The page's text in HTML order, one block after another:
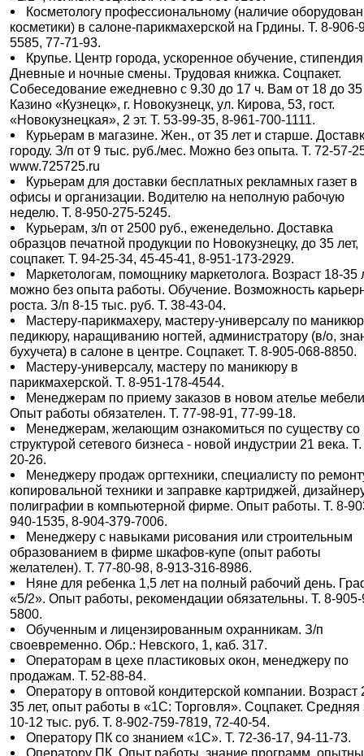
Косметологу профессиональному (наличие
косметики) в салоне-парикмахерской на Грдины. Т. 8-906-
5585, 77-71-93.
Крупье. Центр города, ускоренное обучение,
Дневные и ночные смены. Трудовая книжка. Соцпакет.
Собеседование ежедневно с 9.30 до 17 ч. Вам от 18 до 35
Казино «Кузнецк», г. Новокузнецк, ул. Кирова, 53, гост.
«Новокузнецкая», 2 эт. Т. 53-99-35, 8-961-700-1111.
Курьерам в магазине. Жен., от 35 лет и старше.
городу. З/п от 9 тыс. руб./мес. Можно без опыта. Т. 72-57-
www.725725.ru
Курьерам для доставки бесплатных рекламных газет в
офисы и организации. Водителю на неполную рабочую
неделю. Т. 8-950-275-5245.
Курьерам, з/п от 2500 руб., еженедельно. Доставка
образцов печатной продукции по Новокузнецку, до 35 лет,
соцпакет. Т. 94-25-34, 45-45-41, 8-951-173-2929.
Маркетологам, помощнику маркетолога. Возраст 18-35
можно без опыта работы. Обучение. Возможность
роста. З/п 8-15 тыс. руб. Т. 38-43-04.
Мастеру-парикмахеру, мастеру-универсалу по
педикюру, наращиванию ногтей, администратору (в/о,
бухучета) в салоне в центре. Соцпакет. Т. 8-905-068-8850.
Мастеру-универсалу, мастеру по маникюру в
парикмахерской. Т. 8-951-178-4544.
Менеджерам по приему заказов в новом ателье
Опыт работы обязателен. Т. 77-98-91, 77-99-18.
Менеджерам, желающим ознакомиться по существу со
структурой сетевого бизнеса - новой индустрии 21 века.
20-26.
Менеджеру продаж оргтехники, специалисту по
копировальной техники и заправке картриджей,
полиграфии в компьютерной фирме. Опыт работы. Т. 8-
940-1535, 8-904-379-7006.
Менеджеру с навыками рисования или строительным
образованием в фирме шкафов-купе (опыт работы
желателен). Т. 77-80-98, 8-913-316-8986.
Няне для ребенка 1,5 лет на полный рабочий день.
«5/2». Опыт работы, рекомендации обязательны. Т. 8-905-
5800.
Обученным и лицензированным охранникам. З/п
своевременно. Обр.: Невского, 1, каб. 317.
Операторам в цехе пластиковых окон, менеджеру по
продажам. Т. 52-88-84.
Оператору в оптовой кондитерской компании. Возраст
35 лет, опыт работы в «1С: Торговля». Соцпакет. Средняя
10-12 тыс. руб. Т. 8-902-759-7819, 72-40-54.
Оператору ПК со знанием «1С». Т. 72-36-17, 94-11-73.
Оператору ПК. Опыт работы, знание программ,